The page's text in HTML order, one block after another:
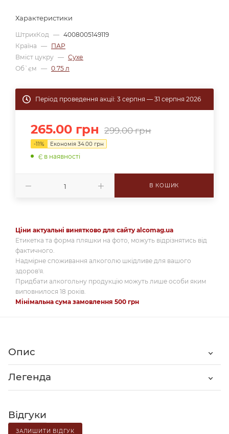
Характеристики
ШтрихКод — 4008005149119
Країна — ПАР
Вміст цукру — Сухе
Об`єм — 0.75 л
Період проведення акції: 3 серпня — 31 серпня 2026
265.00 грн 299.00грн
-11% Економія 34.00 грн
Є в наявності
В КОШИК
Ціни актуальні винятково для сайту alcomag.ua
Етикетка та форма пляшки на фото, можуть відрізнятись від
фактичного.
Надмірне споживання алкоголю шкідливе для вашого
здоров'я.
Придбати алкогольну продукцію можуть лише особи яким
виповнилося 18 років.
Мінімальна сума замовлення 500 грн
Опис
Легенда
Відгуки
ЗАЛИШИТИ ВІДГУК